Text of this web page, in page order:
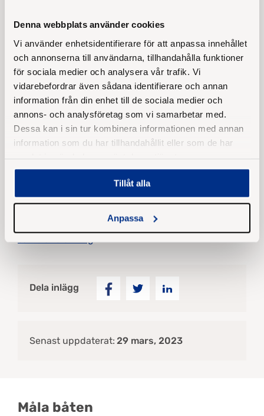
Denna webbplats använder cookies
Vi använder enhetsidentifierare för att anpassa innehållet
och annonserna till användarna, tillhandahålla funktioner
för sociala medier och analysera vår trafik. Vi
vidarebefordrar även sådana identifierare och annan
information från din enhet till de sociala medier och
annons- och analysföretag som vi samarbetar med.
Dessa kan i sin tur kombinera informationen med annan
information som du har tillhandahållit eller som de har
Tillåt alla
Anpassa
flesta båtbottenfärger bland annat på grund av sin
egenskap att reglera läckagehastigheter av andra
ämnen såsom koppar. Zink ingår ofta som
komponent i både ost- och västkustfärger.
Bly
Bly är potentiellt bioackumulerbart och giftigt. Bly
kan bland annat påverka utvecklingen av hjärnan
negativt. Användningen av bly har därför
fortfarande, framför allt på äldre träbåtar, som har
målats med blyhaltig färg, blymönja.
Miljöförvaltningens
Dela inlägg
Senast uppdaterat: 29 mars, 2023
Måla båten